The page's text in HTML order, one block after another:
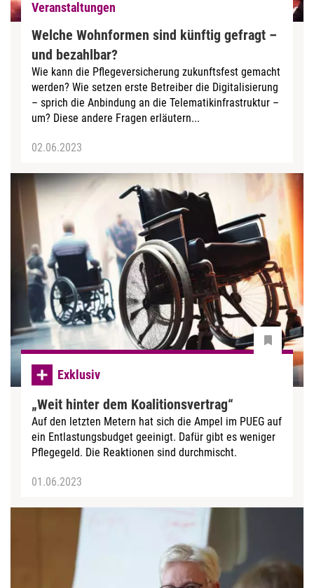
Veranstaltungen
Welche Wohnformen sind künftig gefragt –
und bezahlbar?
Wie kann die Pflegeversicherung zukunftsfest gemacht
werden? Wie setzen erste Betreiber die Digitalisierung
– sprich die Anbindung an die Telematikinfrastruktur –
um? Diese andere Fragen erläutern...
02.06.2023
Exklusiv
„Weit hinter dem Koalitionsvertrag“
Auf den letzten Metern hat sich die Ampel im PUEG auf
ein Entlastungsbudget geeinigt. Dafür gibt es weniger
Pflegegeld. Die Reaktionen sind durchmischt.
01.06.2023